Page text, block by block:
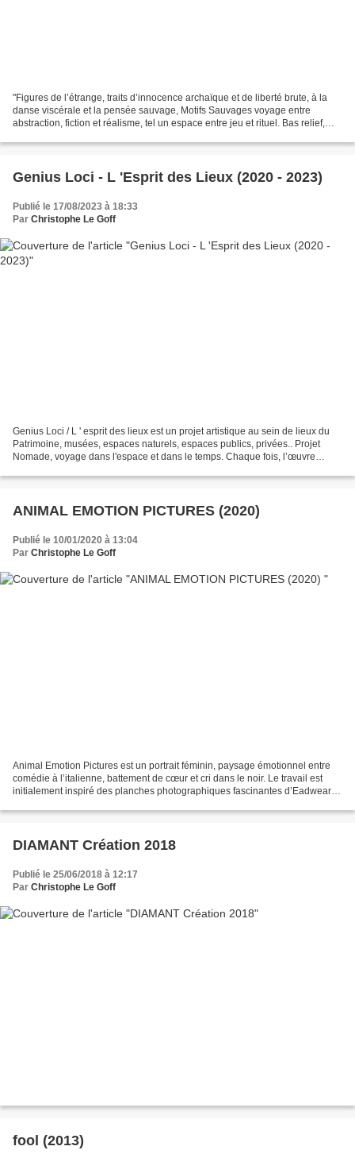
"Figures de l’étrange, traits d’innocence archaïque et de liberté brute, à la
danse viscérale et la pensée sauvage, Motifs Sauvages voyage entre
abstraction, fiction et réalisme, tel un espace entre jeu et rituel. Bas relief,
Genius Loci - L 'Esprit des Lieux (2020 - 2023)
Publié le 17/08/2023 à 18:33
Par Christophe Le Goff
Genius Loci / L ' esprit des lieux est un projet artistique au sein de lieux du
Patrimoine, musées, espaces naturels, espaces publics, privées.. Projet
Nomade, voyage dans l'espace et dans le temps. Chaque fois, l’œuvre
ANIMAL EMOTION PICTURES (2020)
Publié le 10/01/2020 à 13:04
Par Christophe Le Goff
Animal Emotion Pictures est un portrait féminin, paysage émotionnel entre
comédie à l’italienne, battement de cœur et cri dans le noir. Le travail est
initialement inspiré des planches photographiques fascinantes d’Eadweard
DIAMANT Création 2018
Publié le 25/06/2018 à 12:17
Par Christophe Le Goff
fool (2013)